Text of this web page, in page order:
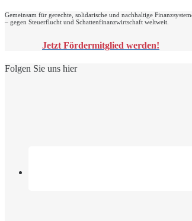
Gemeinsam für gerechte, solidarische und nachhaltige
– gegen Steuerflucht und Schattenfinanzwirtschaft weltweit.
Jetzt Fördermitglied werden!
Folgen Sie uns hier